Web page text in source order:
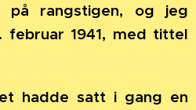
rangstigen, og jeg
februar 1941, med tittel
hadde satt i gang en